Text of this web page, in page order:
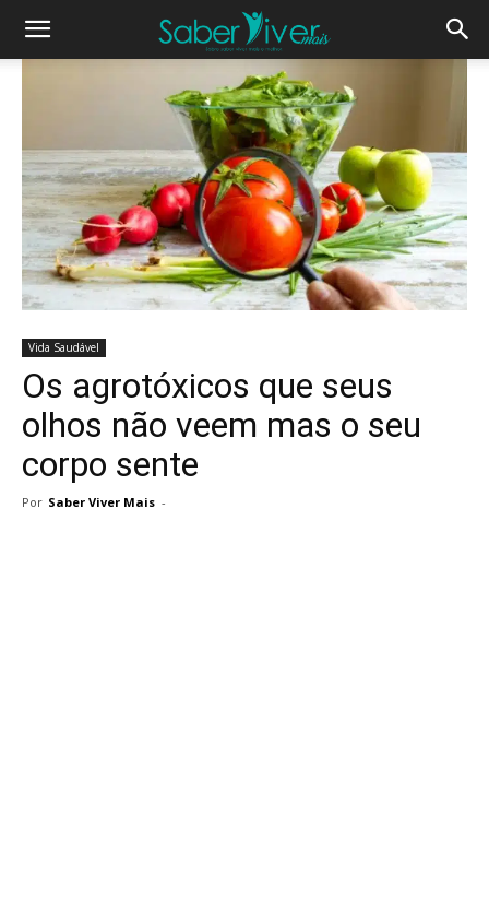
Vida Saudável
Os agrotóxicos que seus
olhos não veem mas o seu
corpo sente
Por Saber Viver Mais -